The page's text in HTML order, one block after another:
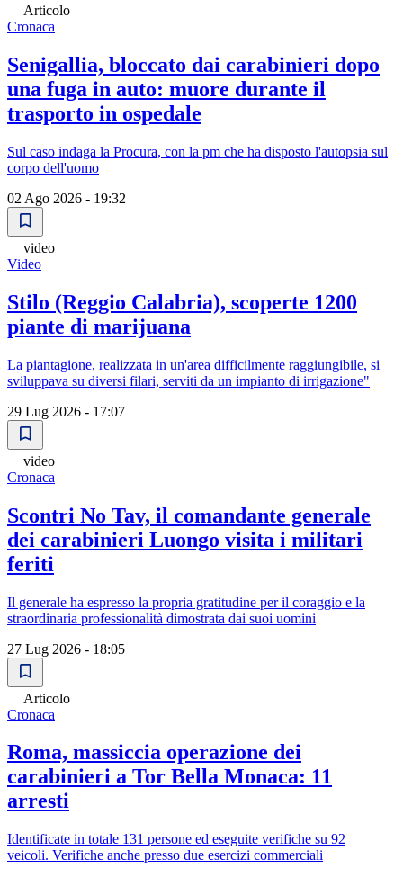
Articolo
Cronaca
Senigallia, bloccato dai carabinieri dopo
una fuga in auto: muore durante il
trasporto in ospedale
Sul caso indaga la Procura, con la pm che ha disposto l'autopsia sul
corpo dell'uomo
02 Ago 2026 - 19:32
video
Video
Stilo (Reggio Calabria), scoperte 1200
piante di marijuana
La piantagione, realizzata in un'area difficilmente raggiungibile, si
sviluppava su diversi filari, serviti da un impianto di irrigazione"
29 Lug 2026 - 17:07
video
Cronaca
Scontri No Tav, il comandante generale
dei carabinieri Luongo visita i militari
feriti
Il generale ha espresso la propria gratitudine per il coraggio e la
straordinaria professionalità dimostrata dai suoi uomini
27 Lug 2026 - 18:05
Articolo
Cronaca
Roma, massiccia operazione dei
carabinieri a Tor Bella Monaca: 11
arresti
Identificate in totale 131 persone ed eseguite verifiche su 92
veicoli. Verifiche anche presso due esercizi commerciali